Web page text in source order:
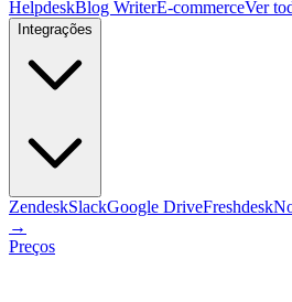
HelpdeskBlog WriterE-commerceVer
Integrações
ZendeskSlackGoogle DriveFreshdesk
→
Preços